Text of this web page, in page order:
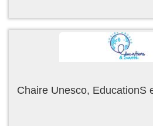
Chaire Unesco, EducationS